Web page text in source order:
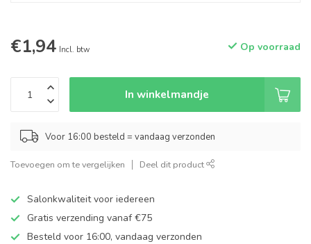
€1,94 Incl. btw Op voorraad
In winkelmandje
Voor 16:00 besteld = vandaag verzonden
Toevoegen om te vergelijken Deel dit product
Salonkwaliteit voor iedereen
Gratis verzending vanaf €75
Besteld voor 16:00, vandaag verzonden